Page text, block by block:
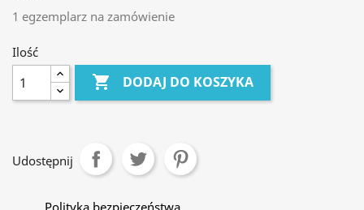
1 egzemplarz na zamówienie
Ilość
 DODAJ DO KOSZYKA
Udostępnij
Polityka bezpieczeństwa